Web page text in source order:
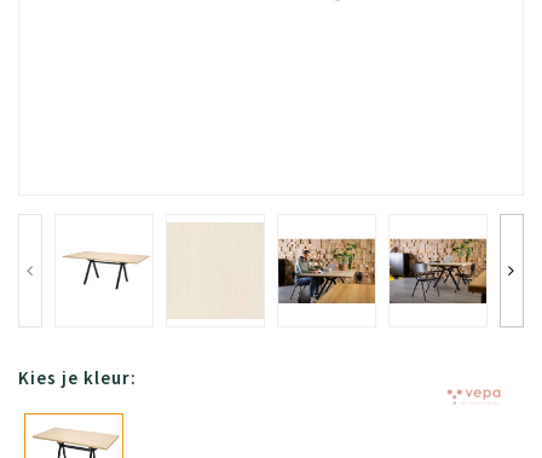
Kies je kleur: